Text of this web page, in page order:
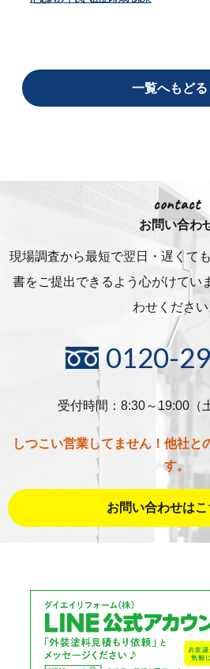
一覧へもどる
contact
お問い合わ
現場調査から最短で翌日・遅くて
書をご提出できるよう心がけてい
わせください
0120-
受付時間：8:30～19:00（
しつこい営業してません！他社と
す。
お問い合わせはこ